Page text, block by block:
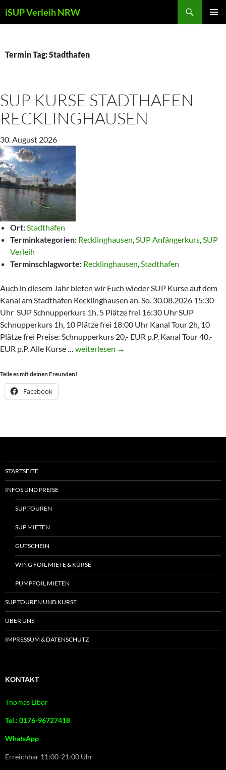
Inhalt
iSUP Verleih NRW
Termin Tag:Stadthafen
SUP KURSE STADTHAFEN
RECKLINGHAUSEN
30. August 2026
Ort:Stadthafen
Terminkategorien: Recklinghausen,SUP Anfängerkurs,SUP
Verleih
Terminschlagworte: Recklinghausen,Stadthafen
Auch in diesem Jahr bieten wir Euch wieder SUP Kurse auf dem
Kanal am Stadthafen Recklinghausen an. So. 30.08.2026 15:30
Uhr SUP Schnupperkurs 1h, 5 Plätze frei 16:30 Uhr SUP
Schnupperkurs 1h, 10 Plätze frei 18:00 Uhr Kanal Tour 2h, 10
Plätze frei Preise: Schnupperkurs 20,- EUR p.P. Kanal Tour 40,-
EUR p.P. Alle Kurse … SUP
Stadthafen
weiterlesen →
Teile es mit deinen Freunden!
Facebook
STARTSEITE
INFOS UND PREISE
SUP TOUREN
SUP MIETEN
GUTSCHEIN
WING FOIL MIETE & KURSE
PUMPFOIL MIETEN
SUP TOUREN UND KURSE
ÜBER UNS
IMPRESSUM & DATENSCHUTZ
KONTAKT
Thomas Libor
Tel.: 0176-96727418
WhatsApp
Erreichbar 11:00-21:00 Uhr